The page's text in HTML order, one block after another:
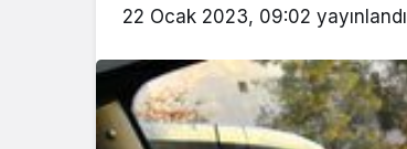
22 Ocak 2023, 09:02 yayınlandı